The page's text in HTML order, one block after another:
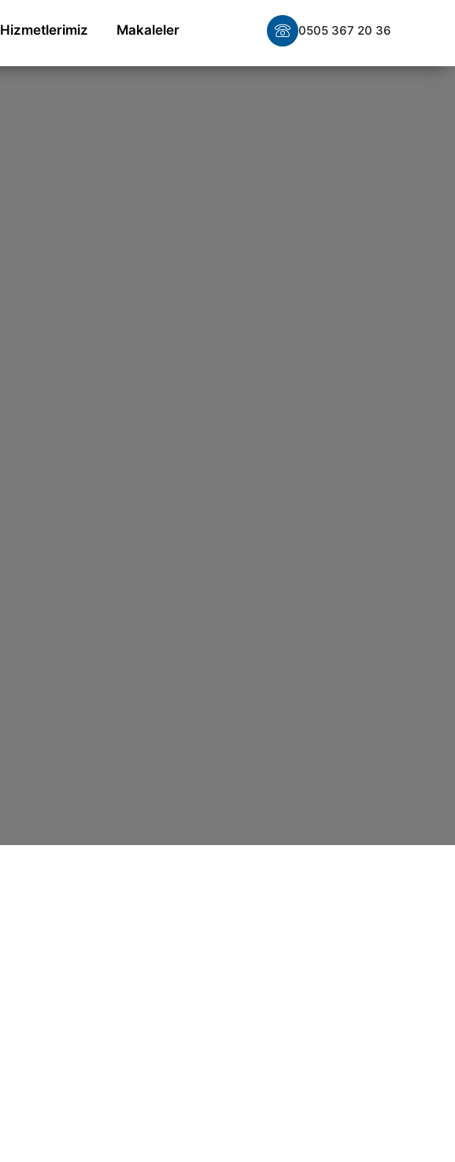
Hizmetlerimiz Makaleler 0505 367 20 36